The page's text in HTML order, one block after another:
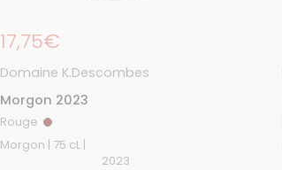
Prix régulier
17,75€
Domaine K.Descombes
Morgon 2023
Rouge Rouge
Morgon | 75 cL |
2023